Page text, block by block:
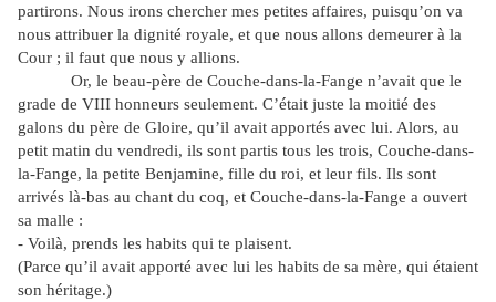
partirons. Nous irons chercher mes petites affaires, puisqu’on va
nous attribuer la dignité royale, et que nous allons demeurer à la
Cour ; il faut que nous y allions.
Or, le beau-père de Couche-dans-la-Fange n’avait que le
grade de VIII honneurs seulement. C’était juste la moitié des
galons du père de Gloire, qu’il avait apportés avec lui. Alors, au
petit matin du vendredi, ils sont partis tous les trois, Couche-dans-
la-Fange, la petite Benjamine, fille du roi, et leur fils. Ils sont
arrivés là-bas au chant du coq, et Couche-dans-la-Fange a ouvert
sa malle :
- Voilà, prends les habits qui te plaisent.
(Parce qu’il avait apporté avec lui les habits de sa mère, qui étaient
son héritage.)